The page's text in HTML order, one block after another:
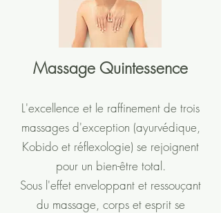
Massage Quintessence
L'excellence et le raffinement de trois
massages d'exception (ayurvédique,
Kobido et réflexologie) se rejoignent
pour un bien-être total.
Sous l'effet enveloppant et ressouçant
du massage, corps et esprit se